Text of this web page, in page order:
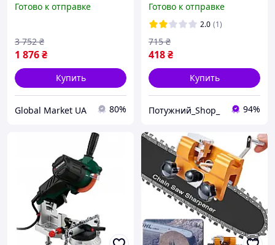
SK1100, Качественные
Прокрафт
Готово к отправке
1 876₴
3 752 ₴
Купить
Global Market UA 80%
Готово к отправке
2.0 (1)
418₴
715 ₴
Купить
Потужний_Shop_ 94%